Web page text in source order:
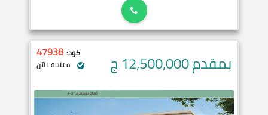
بمقدم 12,500,000 ج كود: 47938
متاحة الآن